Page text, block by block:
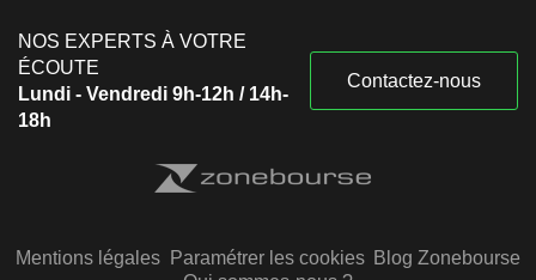
NOS EXPERTS À VOTRE
ÉCOUTE
Lundi - Vendredi 9h-12h / 14h-
18h
Contactez-nous
Mentions légales Paramétrer les cookies Blog Zonebourse